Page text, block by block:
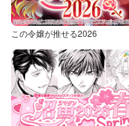
この令嬢が推せる2026